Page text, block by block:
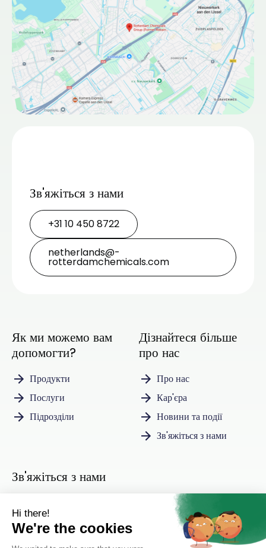
Зв'яжіться з нами
+31 10 450 8722
netherlands@­
rotterdamchemicals.com
Як ми можемо вам
допомогти?
Продукти
Послуги
Підрозділи
Дізнайтеся більше
про нас
Про нас
Кар'єра
Новини та події
Зв'яжіться з нами
Зв'яжіться з нами
ЛінкедІн